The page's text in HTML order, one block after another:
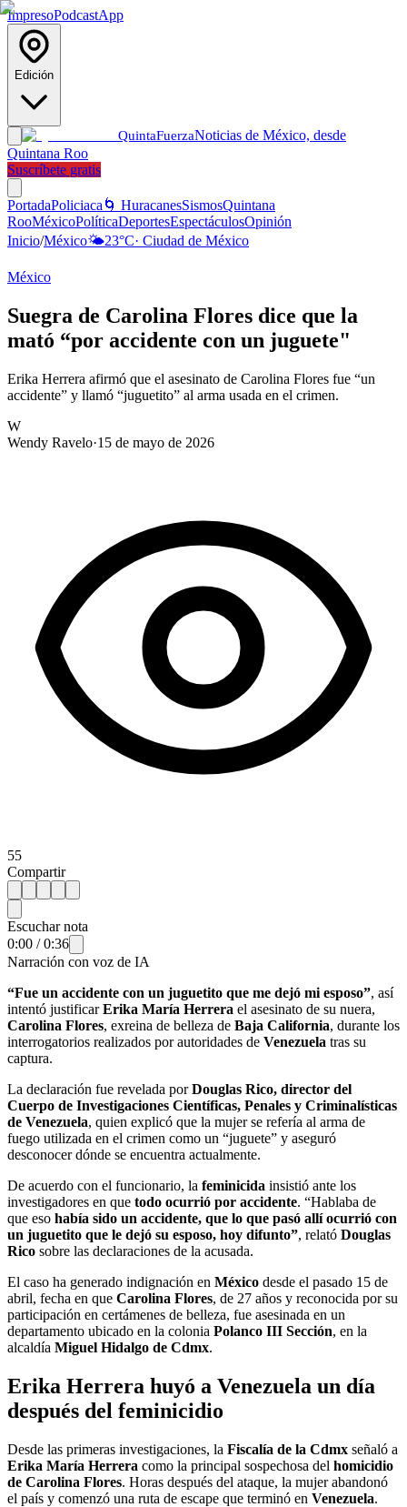
ImpresoPodcastApp
Edición
QuintaFuerzaNoticias de México, desde
Quintana Roo
Suscríbete gratis
PortadaPoliciaca 🌀 HuracanesSismosQuintana
RooMéxicoPolíticaDeportesEspectáculosOpinión
Inicio/México🌤️23°C· Ciudad de México
México
Suegra de Carolina Flores dice que la
mató “por accidente con un juguete"
Erika Herrera afirmó que el asesinato de Carolina Flores fue “un
accidente” y llamó “juguetito” al arma usada en el crimen.
W
Wendy Ravelo·15 de mayo de 2026
55
Compartir
Escuchar nota
0:00 /0:36
Narración con voz de IA
“Fue un accidente con un juguetito que me dejó mi esposo”, así
intentó justificarErika María Herrera el asesinato de su nuera,
Carolina Flores, exreina de belleza de Baja California, durante los
interrogatorios realizados por autoridades de Venezuela tras su
captura.
La declaración fue revelada porDouglas Rico, director del
Cuerpo de Investigaciones Científicas, Penales y Criminalísticas
de Venezuela, quien explicó que la mujer se refería al arma de
fuego utilizada en el crimen como un “juguete” y aseguró
desconocer dónde se encuentra actualmente.
De acuerdo con el funcionario, la feminicida insistió ante los
investigadores en que todo ocurrió por accidente. “Hablaba de
que eso había sido un accidente, que lo que pasó allí ocurrió con
un juguetito que le dejó su esposo, hoy difunto”, relató Douglas
Rico sobre las declaraciones de la acusada.
El caso ha generado indignación en México desde el pasado 15 de
abril, fecha en que Carolina Flores, de 27 años y reconocida por su
participación en certámenes de belleza, fue asesinada en un
departamento ubicado en la colonia Polanco III Sección, en la
alcaldía Miguel Hidalgo de Cdmx.
Erika Herrera huyó a Venezuela un día
después del feminicidio
Desde las primeras investigaciones, la Fiscalía de la Cdmx señaló a
Erika María Herrera como la principal sospechosa del homicidio
de Carolina Flores. Horas después del ataque, la mujer abandonó
el país y comenzó una ruta de escape que terminó en Venezuela.